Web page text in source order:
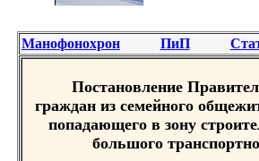
Манофонохрон ПиП
Постановление
граждан из семейного
попадающего в зону
большого